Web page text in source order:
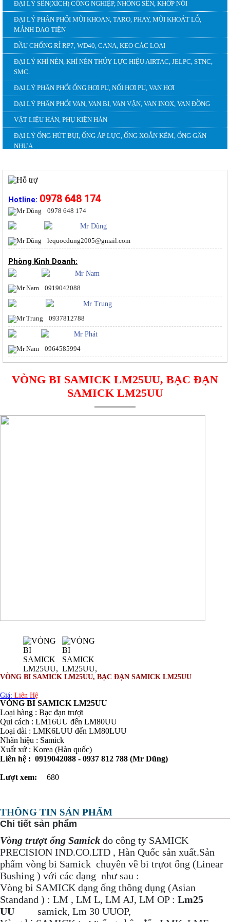
ĐẠI LÝ SÊN(XÍCH) CÔNG NGHIỆP, NHÔNG SÊN, KHỚP NỐI
ĐẠI LÝ PHÂN PHỐI MŨI KHOAN, TARO, PHAY, MŨI KHOÁT LỖ,
MẢNH DAO TIỆN
DẦU CHỐNG RỈ RP7, WD40, CANA, KEO CÁC LOẠI
ĐẠI LÝ KHÍ NÉN, KHÍ NÉN THỦY LỰC HIỆU AIRTAC, JELPC, STNC,
SMC.
ĐẠI LÝ PHÂN PHỐI ỐNG HƠI PU, NỐI HƠI PU, VAN HƠI
DẠI LÝ PHÂN PHỐI VAN, VAN BI, VAN VẶN, VAN INOX, VAN ĐỒNG
VẬT LIỆU HÀN, PHỤ KIỆN HÀN
ĐẠI LÝ ỐNG HÚT BỤI, ỐNG ÁP LỰC, ỐNG XOẮN KẼM, ỐNG GÂN
NHỰA
Hotline: 0978 648 174
0978 648 174
Mr Dũng
lequocdung2005@gmail.com
Phòng Kinh Doanh:
Mr Nam
0919042088
Mr Trung
0937812788
Mr Phát
0964585994
VÒNG BI SAMICK LM25UU, BẠC ĐẠN
SAMICK LM25UU
VÒNG BI SAMICK LM25UU, BẠC ĐẠN SAMICK LM25UU
Giá: Liên Hệ
VÒNG BI SAMICK LM25UU
Loại hàng : Bạc đạn trượt
Qui cách : LM16UU đến LM80UU
Loại dài : LMK6LUU đến LM80LUU
Nhãn hiệu : Samick
Xuất xứ : Korea (Hàn quốc)
Liên hệ : 0919042088 - 0937 812 788 (Mr Dũng)
Lượt xem: 680
THÔNG TIN SẢN PHẨM
Chi tiết sản phẩm
Vòng trượt ống Samick do công ty SAMICK
PRECISION IND.CO.LTD , Hàn Quốc sản xuất.Sản
phẩm vòng bi Samick chuyên về bi trựot ống (Linear
Bushing ) với các dạng như sau :
Vòng bi SAMICK dạng ống thông dụng (Asian
Standand ) : LM , LM L, LM AJ, LM OP : Lm25
UU samick, Lm 30 UUOP,